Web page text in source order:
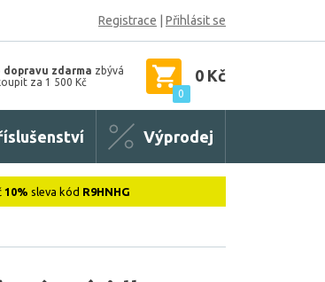
Registrace Přihlásit se
dopravu zdarma zbývá
za 1 500 Kč
0
0 Kč
Výprodej
10% sleva kód R9HNHG